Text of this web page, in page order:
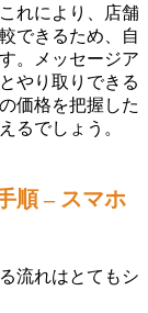
れにより、店舗
できるため、自
。メッセージア
やり取りできる
価格を把握した
るでしょう。
順 – スマホ
流れはとてもシ